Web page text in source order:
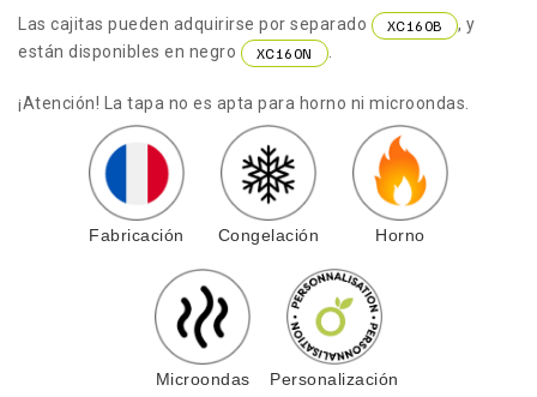
Las cajitas pueden adquirirse por separado XC160B
, y
están disponibles en negro
XC160N .
¡Atención! La tapa no es apta para horno ni microondas.
Fabricación Congelación Horno
Microondas Personalización